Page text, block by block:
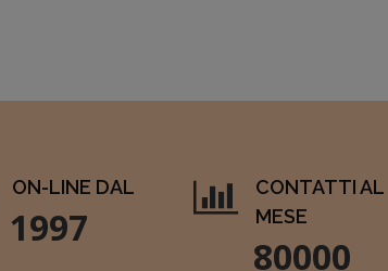
ON-LINE DAL
1997
CONTATTI AL
MESE
80000